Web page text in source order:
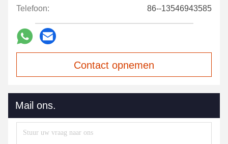
Telefoon: 86--13546943585
Contact opnemen
Mail ons.